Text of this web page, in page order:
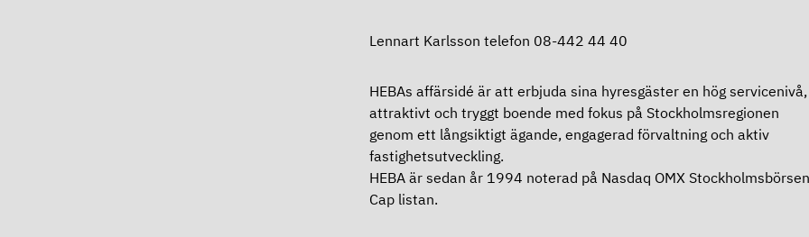
Lennart Karlsson telefon 08-442 44 40
HEBAs affärsidé är att erbjuda sina hyresgäster en hög
attraktivt och tryggt boende med fokus på Stockholmsregionen
genom ett långsiktigt ägande, engagerad förvaltning och aktiv
fastighetsutveckling.
HEBA är sedan år 1994 noterad på Nasdaq OMX
Cap listan.